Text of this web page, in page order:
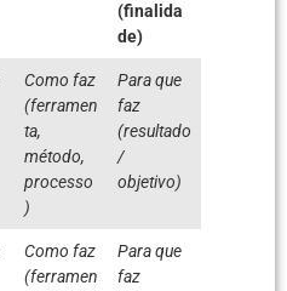
(finalida
de)
Como faz
(ferramen
ta,
método,
processo
)
Para que
faz
(resultado
/
objetivo)
Como faz
(ferramen
Para que
faz